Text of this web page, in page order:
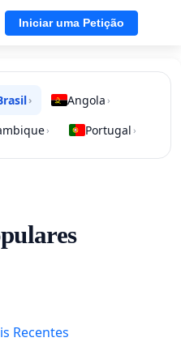
Iniciar uma Petição
› Angola ›
› Portugal ›
Recentes